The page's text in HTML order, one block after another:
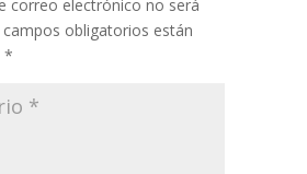
correo electrónico no será
campos obligatorios están
*